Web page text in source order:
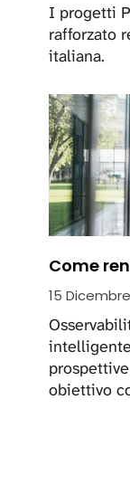
I progetti
rafforzato
italiana.
Come
15
obiettivo